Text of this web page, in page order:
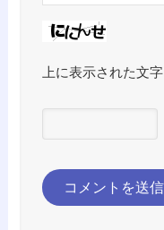
上に表示された文